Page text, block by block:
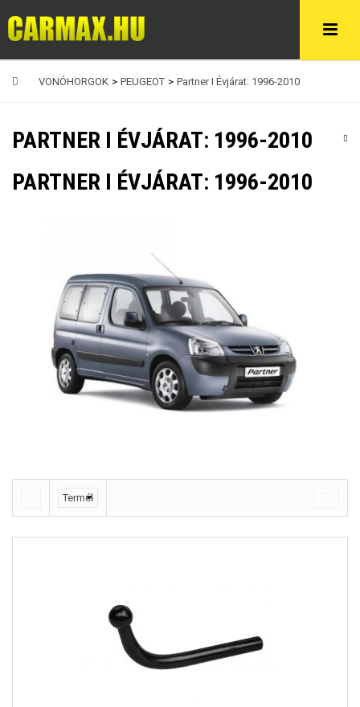
VONÓHORGOK > PEUGEOT > Partner I Évjárat: 1996-2010
PARTNER I ÉVJÁRAT: 1996-2010
PARTNER I ÉVJÁRAT: 1996-2010